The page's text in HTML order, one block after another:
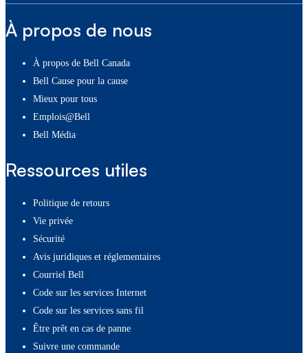
À propos de nous
À propos de Bell Canada
Bell Cause pour la cause
Mieux pour tous
Emplois@Bell
Bell Média
Ressources utiles
Politique de retours
Vie privée
Sécurité
Avis juridiques et réglementaires
Courriel Bell
Code sur les services Internet
Code sur les services sans fil
Être prêt en cas de panne
Suivre une commande